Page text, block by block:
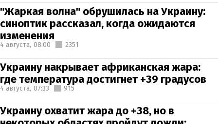
"Жаркая волна" обрушилась на Украину:
синоптик рассказал, когда ожидаются
изменения
4 августа, 08:00 2351
Украину накрывает африканская жара:
где температура достигнет +39 градусов
4 августа, 07:33 915
Украину охватит жара до +38, но в